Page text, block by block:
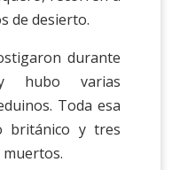
de desierto.
durante
hubo varias
Toda esa
británico y tres